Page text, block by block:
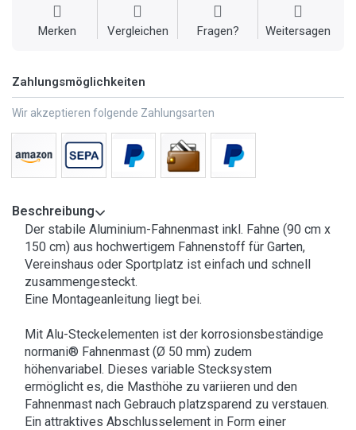
Merken Vergleichen Fragen? Weitersagen
Zahlungsmöglichkeiten
Wir akzeptieren folgende Zahlungsarten
Beschreibung
Der stabile Aluminium-Fahnenmast inkl. Fahne (90 cm x
150 cm) aus hochwertigem Fahnenstoff für Garten,
Vereinshaus oder Sportplatz ist einfach und schnell
zusammengesteckt.
Eine Montageanleitung liegt bei.
Mit Alu-Steckelementen ist der korrosionsbeständige
normani® Fahnenmast (Ø 50 mm) zudem
höhenvariabel. Dieses variable Stecksystem
ermöglicht es, die Masthöhe zu variieren und den
Fahnenmast nach Gebrauch platzsparend zu verstauen.
Ein attraktives Abschlusselement in Form einer